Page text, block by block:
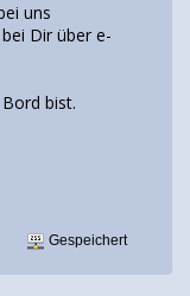
uns
Dir über e-
bist.
Gespeichert